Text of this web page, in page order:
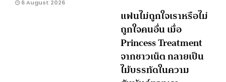
6 August 2026
แฟนไม่ถูกใจเราหรือไม่
ถูกใจคนอื่น เมื่อ
Princess Treatment
จากชาวเน็ต กลายเป็น
ไม้บรรทัดในความ